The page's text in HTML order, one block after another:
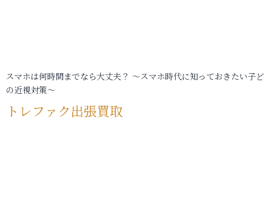
スマホは何時間までなら大丈夫？ ～スマホ時代に知っておきたい子
の近視対策～
トレファク出張買取